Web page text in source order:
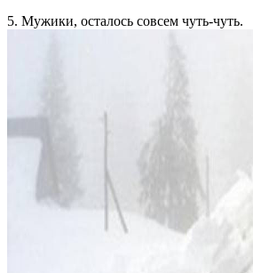
5. Мужики, осталось совсем чуть-чуть.